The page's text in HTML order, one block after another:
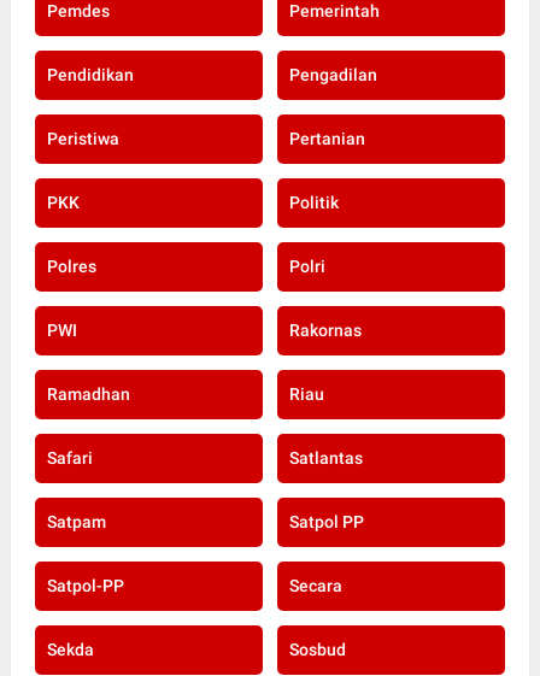
Pemdes Pemerintah
Pendidikan Pengadilan
Peristiwa Pertanian
PKK Politik
Polres Polri
PWI Rakornas
Ramadhan Riau
Safari Satlantas
Satpam Satpol PP
Satpol-PP Secara
Sekda Sosbud